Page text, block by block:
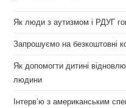
Як люди з аутизмом і РДУГ
Запрошуємо на безкоштовні
Як допомогти дитині
людини
Інтерв’ю з американським